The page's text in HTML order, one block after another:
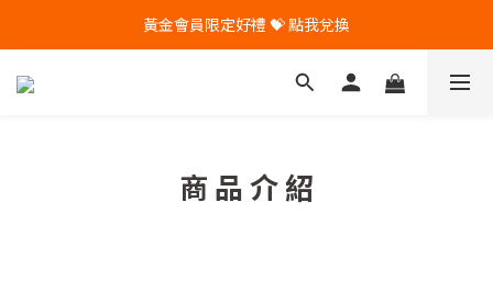
🎁 Pintoo送您專屬生日禮 🎁
黃金會員限定好禮 💝 點我兌換
🎁 Pintoo送您專屬生日禮 🎁
商 品 介 紹